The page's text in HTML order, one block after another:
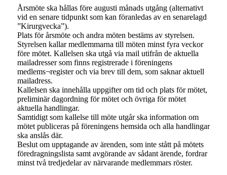
Årsmöte ska hållas före augusti månads utgång (alternativt
vid en senare tidpunkt som kan föranledas av en senarelagd
”Kirurgvecka”).
Plats för årsmöte och andra möten bestäms av styrelsen.
Styrelsen kallar medlemmarna till möten minst fyra veckor
före mötet. Kallelsen ska utgå via mail utifrån de aktuella
mailadresser som finns registrerade i föreningens
medlems¬register och via brev till dem, som saknar aktuell
mailadress.
Kallelsen ska innehålla uppgifter om tid och plats för mötet,
preliminär dagordning för mötet och övriga för mötet
aktuella handlingar.
Samtidigt som kallelse till möte utgår ska information om
mötet publiceras på föreningens hemsida och alla handlingar
ska anslås där.
Beslut om upptagande av ärenden, som inte stått på mötets
föredragningslista samt avgörande av sådant ärende, fordrar
minst två tredjedelar av närvarande medlemmars röster.